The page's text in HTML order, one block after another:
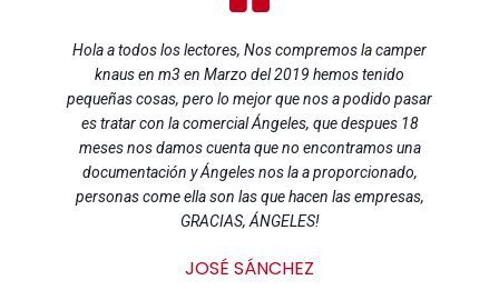
Hola a todos los lectores, Nos compremos la camper
knaus en m3 en Marzo del 2019 hemos tenido
pequeñas cosas, pero lo mejor que nos a podido pasar
es tratar con la comercial Ángeles, que despues 18
meses nos damos cuenta que no encontramos una
documentación y Ángeles nos la a proporcionado,
personas come ella son las que hacen las empresas,
GRACIAS, ÁNGELES!
JOSÉ SÁNCHEZ